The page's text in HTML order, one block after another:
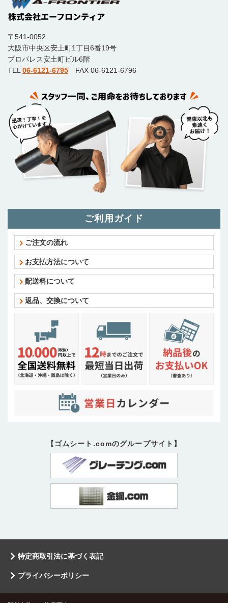
〒541-0052
大阪市中央区安土町1丁目6番19号
プロパレス安土町ビル6階
TEL 06-6121-6795 FAX 06-6121-6796
ご利用ガイド
ご注文の流れ
お支払方法について
配送料について
返品、交換について
【ゴムシート.comのグループサイト】
特定商取引法に基づく表記
プライバシーポリシー